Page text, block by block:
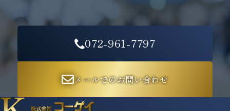
072-961-7797
メールでのお問い合わせ